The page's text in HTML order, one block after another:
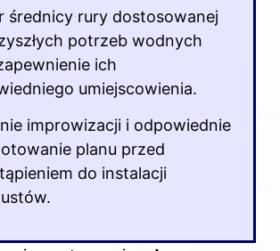
średnicy rury dostosowanej
potrzeb wodnych
ich
umiejscowienia.
improwizacji i odpowiednie
planu przed
do instalacji